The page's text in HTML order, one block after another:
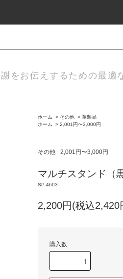
をお伝えするための最適
ホーム > その他 > 革製品
ホーム
> 2,001円〜3,000円
その他 2,001円〜3,000円
マルチスタンド（
SP-4603
2,200円(税込2,420
購入数